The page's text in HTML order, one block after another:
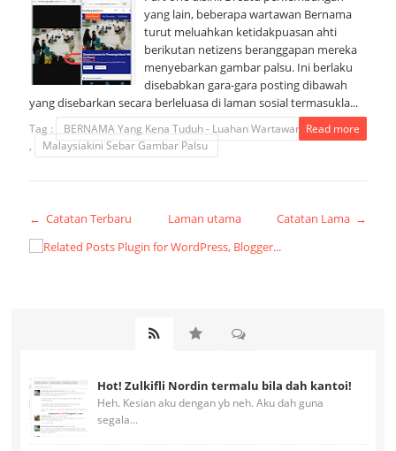
yang lain, beberapa wartawan Bernama
turut meluahkan ketidakpuasan ahti
berikutan netizens beranggapan mereka
menyebarkan gambar palsu. Ini berlaku
disebabkan gara-gara posting dibawah
yang disebarkan secara berleluasa di laman sosial termasukla...
Tag :
BERNAMA Yang Kena Tuduh - Luahan Wartawan BERNAMA.
,
Malaysiakini Sebar Gambar Palsu
Read more
← Catatan Terbaru Catatan Lama →
Laman utama
Hot! Zulkifli Nordin termalu bila dah kantoi!
Heh. Kesian aku dengan yb neh. Aku dah guna
segala...